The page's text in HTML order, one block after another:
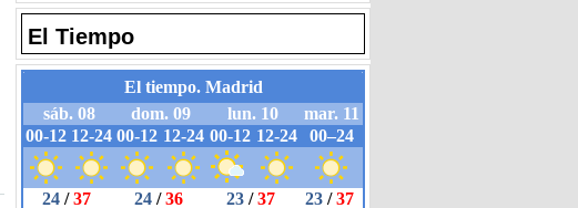
El Tiempo